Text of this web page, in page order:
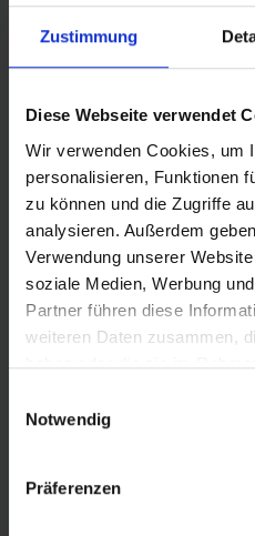
Zustimmung
Diese Webseite verwendet
Wir verwenden Cookies, um
personalisieren, Funktionen
zu können und die Zugriffe
analysieren. Außerdem
Verwendung unserer
soziale Medien, Werbung
Partner führen diese
weiteren Daten zusammen,
haben oder die sie im
Notwendig
Präferenzen
Wahl für alle Pedelecs mit
km/h. Das wichtigstes
Einsatzort: Leichtes
Asphalt
Kontrolle auf höchstem
ADDIX Race: